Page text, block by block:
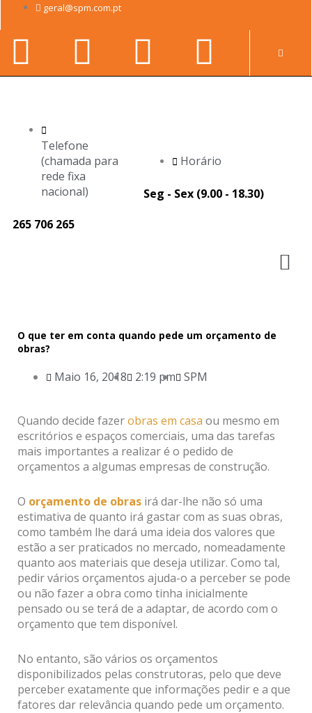
content
geral@spm.com.pt
Facebook-
f
Youtube
Linkedin-
in
Telefone
(chamada para
rede fixa
nacional)
265 706 265
Horário
Seg - Sex (9.00 - 18.30)
O que ter em conta quando pede um orçamento de
obras?
Maio 16, 2018 2:19 pm SPM
Quando decide fazerobras em casa ou mesmo em
escritórios e espaços comerciais, uma das tarefas
mais importantes a realizar é o pedido de
orçamentos a algumas empresas de construção.
O orçamento de obras irá dar-lhe não só uma
estimativa de quanto irá gastar com as suas obras,
como também lhe dará uma ideia dos valores que
estão a ser praticados no mercado, nomeadamente
quanto aos materiais que deseja utilizar. Como tal,
pedir vários orçamentos ajuda-o a perceber se pode
ou não fazer a obra como tinha inicialmente
pensado ou se terá de a adaptar, de acordo com o
orçamento que tem disponível.
No entanto, são vários os orçamentos
disponibilizados pelas construtoras, pelo que deve
perceber exatamente que informações pedir e a que
fatores dar relevância quando pede um orçamento.